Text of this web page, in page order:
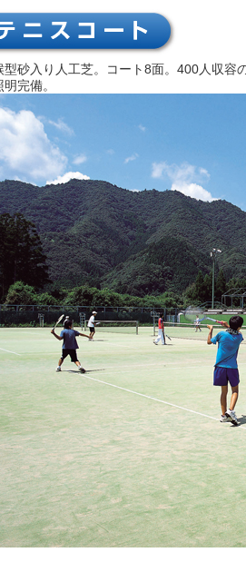
型砂入り人工芝。コート8面。400人収容
完備。